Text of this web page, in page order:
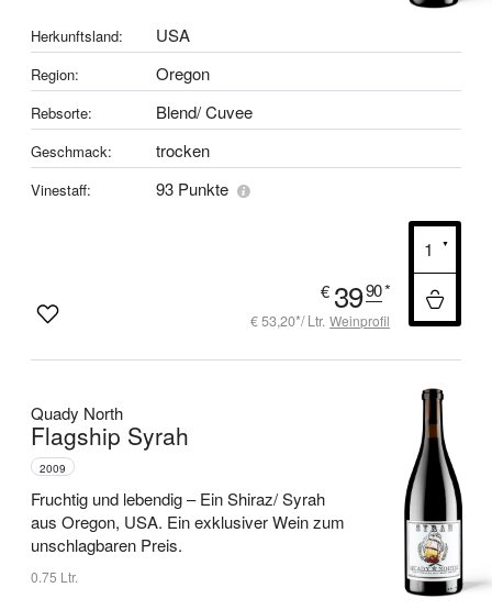
Herkunftsland: USA
Region: Oregon
Rebsorte: Blend/ Cuvee
Geschmack: trocken
Vinestaff: 93 Punkte
€ 3990*
€ 53,20*/ Ltr. Weinprofil
Quady North
Flagship Syrah
2009
Fruchtig und lebendig –Ein Shiraz/ Syrah
aus Oregon, USA. Ein exklusiver Wein zum
unschlagbaren Preis.
0.75 Ltr.